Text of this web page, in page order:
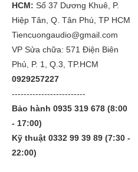
HCM: Số 37 Dương Khuê, P.
Hiệp Tân, Q. Tân Phú, TP HCM
Tiencuongaudio@gmail.com
VP Sửa chữa: 571 Điện Biên
Phủ, P. 1, Q.3, TP.HCM
0929257227
-------------------------
Bảo hành 0935 319 678 (8:00
- 17:00)
Kỹ thuật 0332 99 39 89 (7:30 -
22:00)